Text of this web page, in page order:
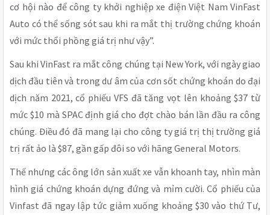
cơ hội nào để công ty khởi nghiệp xe điện Việt Nam VinFast
Auto có thể sống sót sau khi ra mắt thị trường chứng khoán
với mức thổi phồng giá trị như vậy”.
Sau khi VinFast ra mắt công chúng tại New York, với ngày giao
dịch đầu tiên và trong dư âm của cơn sốt chứng khoán do đại
dịch năm 2021, cổ phiếu VFS đã tăng vọt lên khoảng $37 từ
mức $10 mà SPAC định giá cho đợt chào bán lần đầu ra công
chúng. Điều đó đã mang lại cho công ty giá trị thị trường giá
trị rất ảo là $87, gần gấp đôi so với hãng General Motors.
Thế nhưng các ông lớn sản xuất xe vẫn khoanh tay, nhìn màn
hình giá chứng khoán dựng đứng và mỉm cười. Cổ phiếu của
Vinfast đã ngay lập tức giảm xuống khoảng $30 vào thứ Tư,